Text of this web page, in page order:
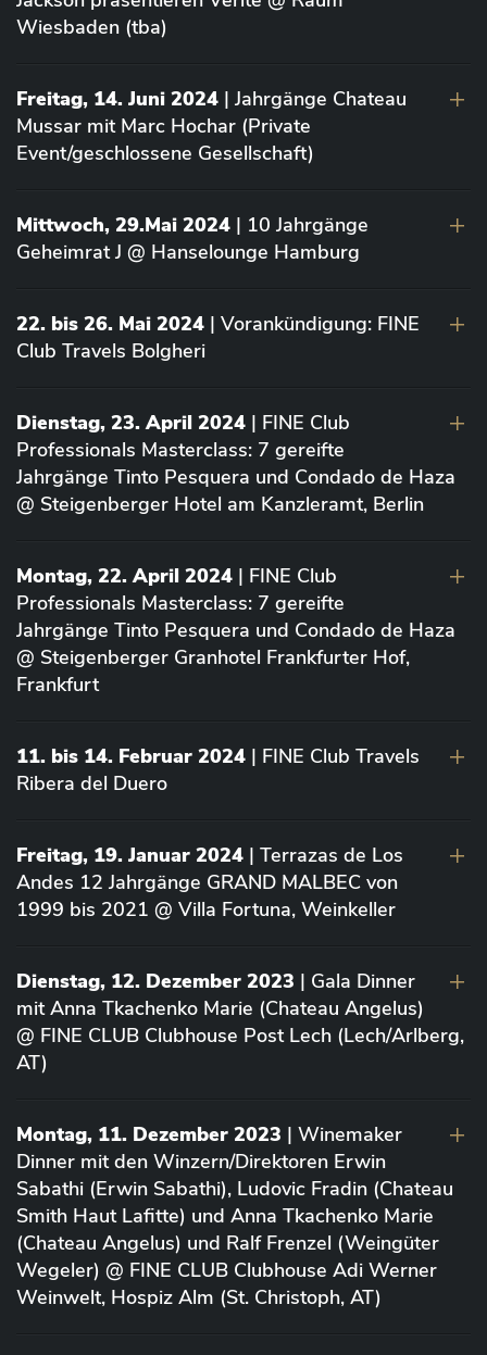
Wiesbaden (tba)
Freitag, 14. Juni 2024 | Jahrgänge Chateau
Mussar mit Marc Hochar (Private
Event/geschlossene Gesellschaft)
Mittwoch, 29.Mai 2024 | 10 Jahrgänge
Geheimrat J @ Hanselounge Hamburg
22. bis 26. Mai 2024 | Vorankündigung: FINE
Club Travels Bolgheri
Dienstag, 23. April 2024 | FINE Club
Professionals Masterclass: 7 gereifte
Jahrgänge Tinto Pesquera und Condado de Haza
@ Steigenberger Hotel am Kanzleramt, Berlin
Montag, 22. April 2024 | FINE Club
Professionals Masterclass: 7 gereifte
Jahrgänge Tinto Pesquera und Condado de Haza
@ Steigenberger Granhotel Frankfurter Hof,
Frankfurt
11. bis 14. Februar 2024 | FINE Club Travels
Ribera del Duero
Freitag, 19. Januar 2024 | Terrazas de Los
Andes 12 Jahrgänge GRAND MALBEC von
1999 bis 2021 @ Villa Fortuna, Weinkeller
Dienstag, 12. Dezember 2023 | Gala Dinner
mit Anna Tkachenko Marie (Chateau Angelus)
@ FINE CLUB Clubhouse Post Lech (Lech/Arlberg,
AT)
Montag, 11. Dezember 2023 | Winemaker
Dinner mit den Winzern/Direktoren Erwin
Sabathi (Erwin Sabathi), Ludovic Fradin (Chateau
Smith Haut Lafitte) und Anna Tkachenko Marie
(Chateau Angelus) und Ralf Frenzel (Weingüter
Wegeler) @ FINE CLUB Clubhouse Adi Werner
Weinwelt, Hospiz Alm (St. Christoph, AT)